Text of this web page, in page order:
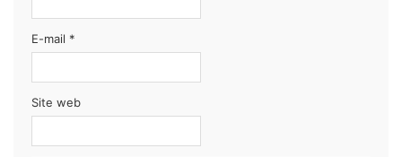
E-mail *
Site web